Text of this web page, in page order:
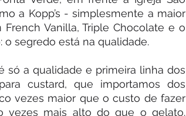
a Kopp’s - simplesmente a maior
Vanilla, Triple Chocolate e o
o segredo está na qualidade.
só a qualidade e primeira linha dos
custard, que importamos dos
vezes maior que o custo de fazer
vezes mais alto do que o gelato.